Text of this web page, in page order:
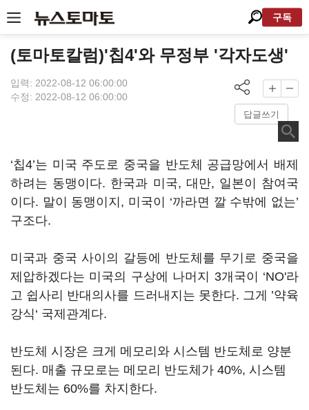
구독
(토마토칼럼)'칩4'와 무정부 '각자도생'
입력: 2022-08-12 06:00:00
수정: 2022-08-12 06:00:00
답글쓰기
‘칩4’는 미국 주도로 중국을 반도체 공급망에서 배제
하려는 동맹이다. 한국과 미국, 대만, 일본이 참여국
이다. 말이 동맹이지, 미국이 ‘까라면 깔 수밖에 없는’
구조다.
미국과 중국 사이의 갈등에 반도체를 무기로 중국을
제압하겠다는 미국의 구상에 나머지 3개국이 ‘NO'라
고 쉽사리 반대의사를 드러내지는 못한다. 그게 ’약육
강식‘ 국제관계다.
반도체 시장은 크게 메모리와 시스템 반도체로 양분
된다. 매출 규모로는 메모리 반도체가 40%, 시스템
반도체는 60%를 차지한다.